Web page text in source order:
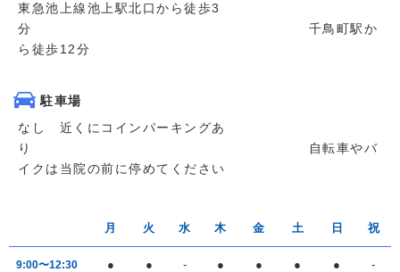
東急池上線池上駅北口から徒歩3
分 千鳥町駅か
ら徒歩12分
駐車場
なし 近くにコインパーキングあ
り 自転車やバ
イクは当院の前に停めてください
月 火 水 木 金 土 日 祝
9:00〜12:30 ● ● - ● ● ● ● -